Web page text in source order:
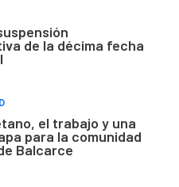
de la décima fecha
el trabajo y una
para la comunidad
Balcarce